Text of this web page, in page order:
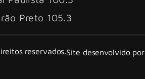
Preto 105.3
reservados.Site desenvolvido por